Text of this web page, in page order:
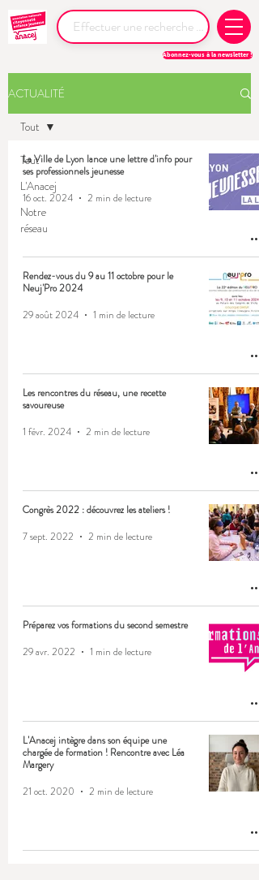
Abonnez-vous à la newsletter !
ACTUALITÉ
Tout
L'Anacej
Notre
réseau
Tout
La Ville de Lyon lance une lettre d'info pour
ses professionnels jeunesse
16 oct. 2024
2 min de lecture
Rendez-vous du 9 au 11 octobre pour le
Neuj'Pro 2024
29 août 2024
1 min de lecture
Les rencontres du réseau, une recette
savoureuse
1 févr. 2024
2 min de lecture
Congrès 2022 : découvrez les ateliers !
7 sept. 2022
2 min de lecture
Préparez vos formations du second semestre
29 avr. 2022
1 min de lecture
L'Anacej intègre dans son équipe une
chargée de formation ! Rencontre avec Léa
Margery
21 oct. 2020
2 min de lecture